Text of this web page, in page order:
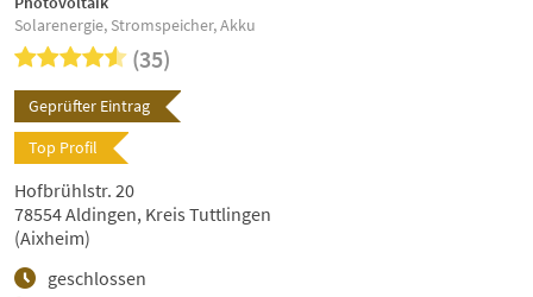
Solarenergie, Stromspeicher, Akku
(35)
Geprüfter Eintrag
Top Profil
geschlossen
Hofbrühlstr. 20
78554 Aldingen, Kreis Tuttlingen
(Aixheim)